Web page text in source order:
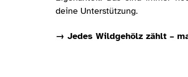
deine Unterstützung.
→ Jedes Wildgehölz zählt –